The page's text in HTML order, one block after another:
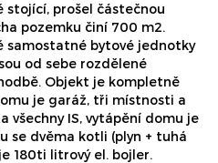
stojící, prošel částečnou
pozemku činí 700 m2.
samostatné bytové jednotky
od sebe rozdělené
Objekt je kompletně
je garáž, tři místnosti a
všechny IS, vytápění domu je
se dvěma kotli (plyn + tuhá
180ti litrový el. bojler.